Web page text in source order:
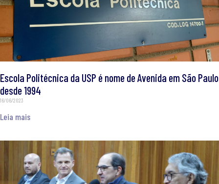
Escola Politécnica da USP é nome de Avenida em São Paulo
desde 1994
16/06/2023
Leia mais